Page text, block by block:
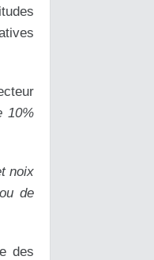
10%
noix
de
des